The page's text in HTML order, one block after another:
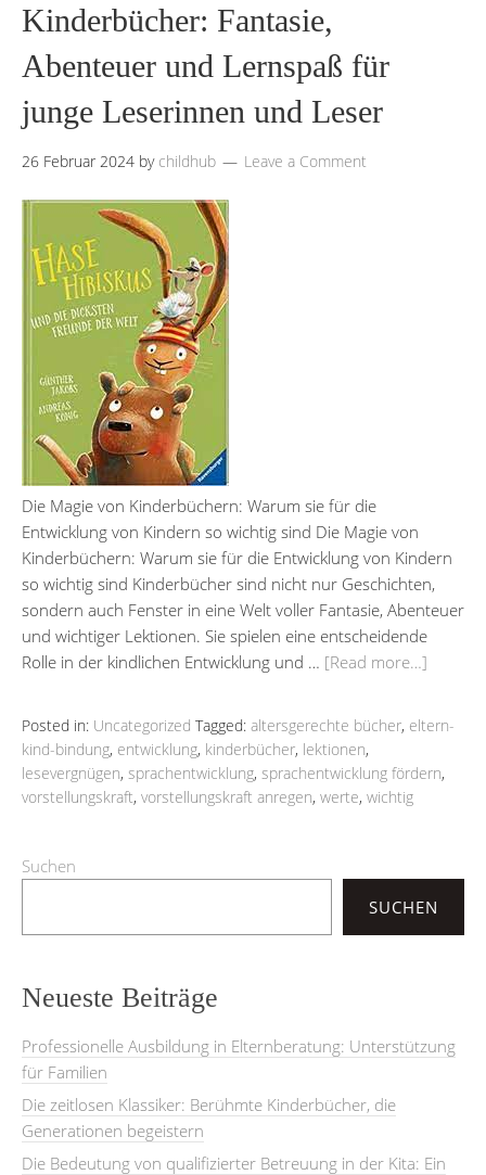
Kinderbücher: Fantasie,
Abenteuer und Lernspaß für
junge Leserinnen und Leser
26 Februar 2024 by childhub Leave a Comment
Die Magie von Kinderbüchern: Warum sie für die
Entwicklung von Kindern so wichtig sind Die Magie von
Kinderbüchern: Warum sie für die Entwicklung von Kindern
so wichtig sind Kinderbücher sind nicht nur Geschichten,
sondern auch Fenster in eine Welt voller Fantasie, Abenteuer
und wichtiger Lektionen. Sie spielen eine entscheidende
Rolle in der kindlichen Entwicklung und … [Read more…]
Posted in: Uncategorized Tagged: altersgerechte bücher, eltern-
kind-bindung, entwicklung, kinderbücher, lektionen,
lesevergnügen, sprachentwicklung, sprachentwicklung fördern,
vorstellungskraft, vorstellungskraft anregen, werte, wichtig
Suchen
SUCHEN
Neueste Beiträge
Professionelle Ausbildung in Elternberatung: Unterstützung
für Familien
Die zeitlosen Klassiker: Berühmte Kinderbücher, die
Generationen begeistern
Die Bedeutung von qualifizierter Betreuung in der Kita: Ein